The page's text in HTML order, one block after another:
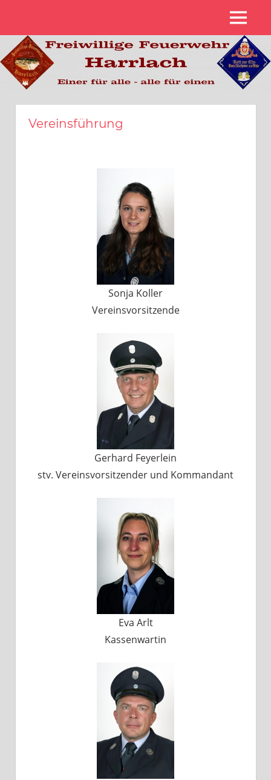
springen
Freiwillige
Feuerwehr
Harrlach
MENÜ
Vereinsführung
Sonja Koller
Vereinsvorsitzende
Gerhard Feyerlein
stv. Vereinsvorsitzender und Kommandant
Eva Arlt
Kassenwartin